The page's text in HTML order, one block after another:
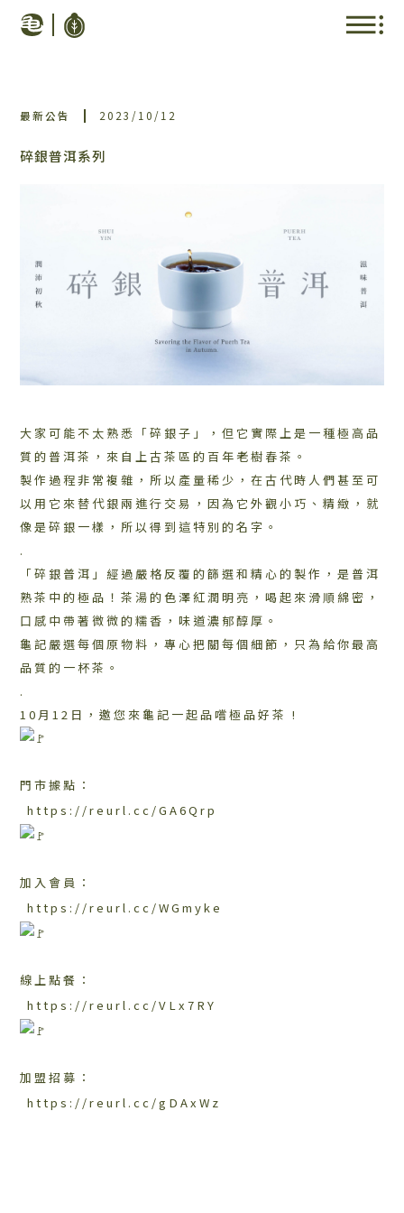
最新公告 2023/10/12
碎銀普洱系列
大家可能不太熟悉「碎銀子」，但它實際上是一種極高品
質的普洱茶，來自上古茶區的百年老樹春茶。
製作過程非常複雜，所以產量稀少，在古代時人們甚至可
以用它來替代銀兩進行交易，因為它外觀小巧、精緻，就
像是碎銀一樣，所以得到這特別的名字。
.
「碎銀普洱」經過嚴格反覆的篩選和精心的製作，是普洱
熟茶中的極品！茶湯的色澤紅潤明亮，喝起來滑順綿密，
口感中帶著微微的糯香，味道濃郁醇厚。
龜記嚴選每個原物料，專心把關每個細節，只為給你最高
品質的一杯茶。
.
10月12日，邀您來龜記一起品嚐極品好茶 !
門市據點：
https://reurl.cc/GA6Qrp
加入會員：
https://reurl.cc/WGmyke
線上點餐：​
https://reurl.cc/VLx7RY
加盟招募：
https://reurl.cc/gDAxWz